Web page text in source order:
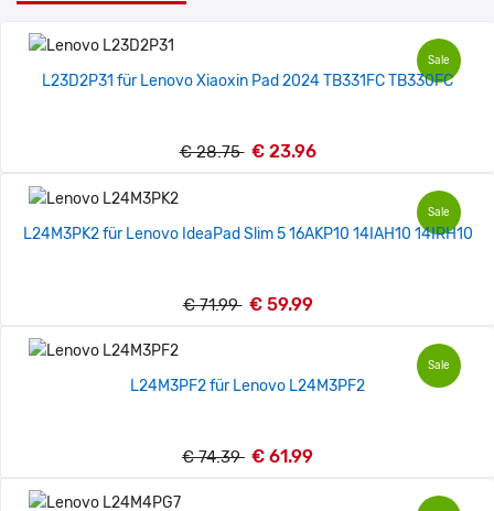
Sale
L23D2P31 für Lenovo Xiaoxin Pad 2024 TB331FC TB330FC
€ 28.75 € 23.96
Sale
L24M3PK2 für Lenovo IdeaPad Slim 5 16AKP10 14IAH10 14IRH10
€ 71.99 € 59.99
Sale
L24M3PF2 für Lenovo L24M3PF2
€ 74.39 € 61.99